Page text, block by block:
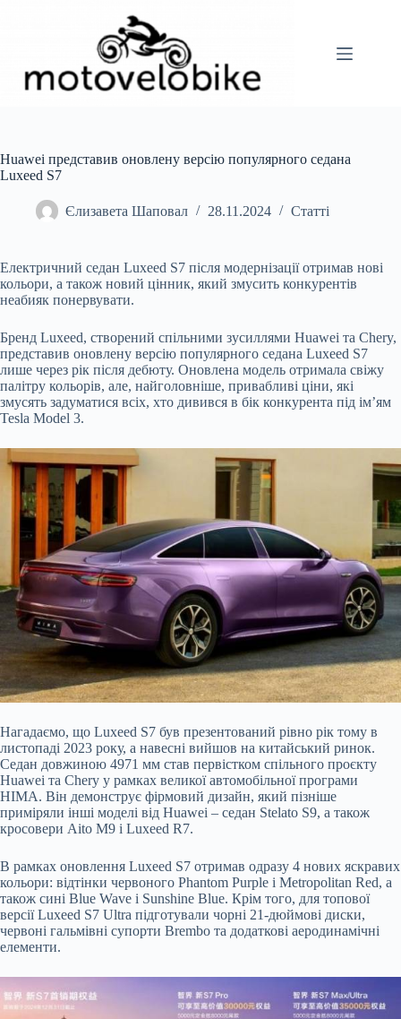
Huawei представив оновлену версію популярного седана
Luxeed S7
Єлизавета Шаповал 28.11.2024 Статті
Електричний седан Luxeed S7 після модернізації отримав нові
кольори, а також новий цінник, який змусить конкурентів
неабияк понервувати.
Бренд Luxeed, створений спільними зусиллями Huawei та Chery,
представив оновлену версію популярного седана Luxeed S7
лише через рік після дебюту. Оновлена модель отримала свіжу
палітру кольорів, але, найголовніше, привабливі ціни, які
змусять задуматися всіх, хто дивився в бік конкурента під ім’ям
Tesla Model 3.
Нагадаємо, що Luxeed S7 був презентований рівно рік тому в
листопаді 2023 року, а навесні вийшов на китайський ринок.
Седан довжиною 4971 мм став первістком спільного проєкту
Huawei та Chery у рамках великої автомобільної програми
HIMA. Він демонструє фірмовий дизайн, який пізніше
приміряли інші моделі від Huawei – седан Stelato S9, а також
кросовери Aito M9 і Luxeed R7.
В рамках оновлення Luxeed S7 отримав одразу 4 нових яскравих
кольори: відтінки червоного Phantom Purple і Metropolitan Red, а
також сині Blue Wave і Sunshine Blue. Крім того, для топової
версії Luxeed S7 Ultra підготували чорні 21-дюймові диски,
червоні гальмівні супорти Brembo та додаткові аеродинамічні
елементи.